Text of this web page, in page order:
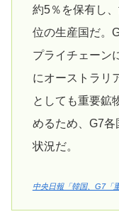
約5％を保有し
位の生産国だ。
プライチェーン
にオーストラリ
としても重要鉱
めるため、G7各
状況だ。
中央日報「韓国、G7「